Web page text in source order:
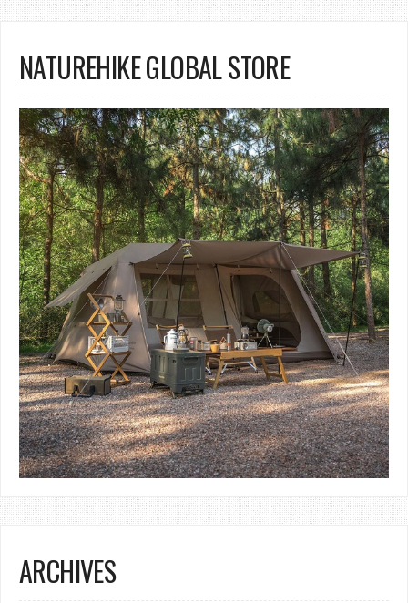
NATUREHIKE GLOBAL STORE
ARCHIVES